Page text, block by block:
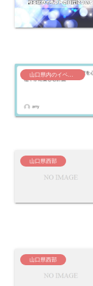
山口県内のイベント
山口県西部
山口県西部